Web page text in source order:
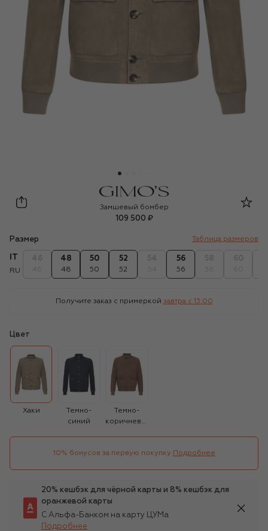
Gimo's
Замшевый бомбер
109 500 ₽
Размер Таблица размеров
RU
48
48
50
50
52
52
56
56
Получите заказ с примеркой завтра c 13:00
Цвет
Хаки
Темно-
синий
Темно-
коричневый
10% бонусов за первую покупку Подробнее
20% кешбэк для чёрной карты и 8% кешбэк для
оранжевой карты
С Альфа-Банком на карту ЦУМа
Подробнее